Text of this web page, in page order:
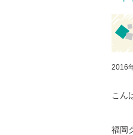
2016
こん
福岡